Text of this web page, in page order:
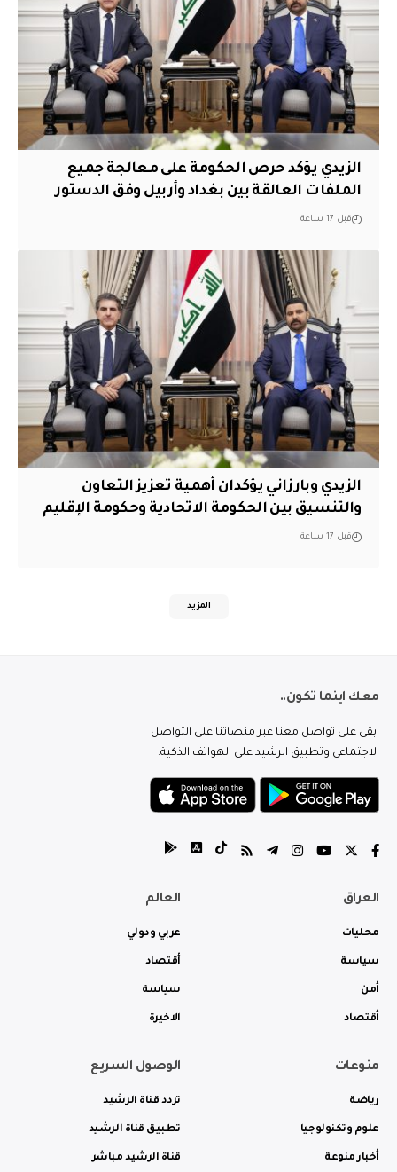
الزيدي يؤكد حرص الحكومة على معالجة جميع
الملفات العالقة بين بغداد وأربيل وفق الدستور
قبل 17 ساعة
الزيدي وبارزاني يؤكدان أهمية تعزيز التعاون
والتنسيق بين الحكومة الاتحادية وحكومة الإقليم
قبل 17 ساعة
المزيد
معك اينما تكون..
ابقى على تواصل معنا عبر منصاتنا على التواصل
الاجتماعي وتطبيق الرشيد على الهواتف الذكية.
العراق
محليات
سياسة
أمن
أقتصاد
العالم
عربي ودولي
أقتصاد
سياسة
الاخيرة
منوعات
رياضة
علوم وتكنولوجيا
أخبار منوعة
الوصول السريع
تردد قناة الرشيد
تطبيق قناة الرشيد
قناة الرشيد مباشر